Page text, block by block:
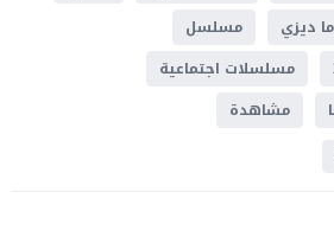
ديزي
مسلسل
مسلسلات اجتماعية
مشاهدة